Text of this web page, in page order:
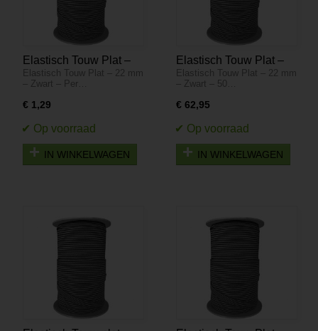
Elastisch Touw Plat –
22 mm – Zwart – Per
Meter
Elastisch Touw Plat – 22 mm
– Zwart – Per…
€ 1,29
IN WINKELWAGEN
Elastisch Touw Plat –
22 mm – Zwart – 50
Meter
Elastisch Touw Plat – 22 mm
– Zwart – 50…
€ 62,95
IN WINKELWAGEN